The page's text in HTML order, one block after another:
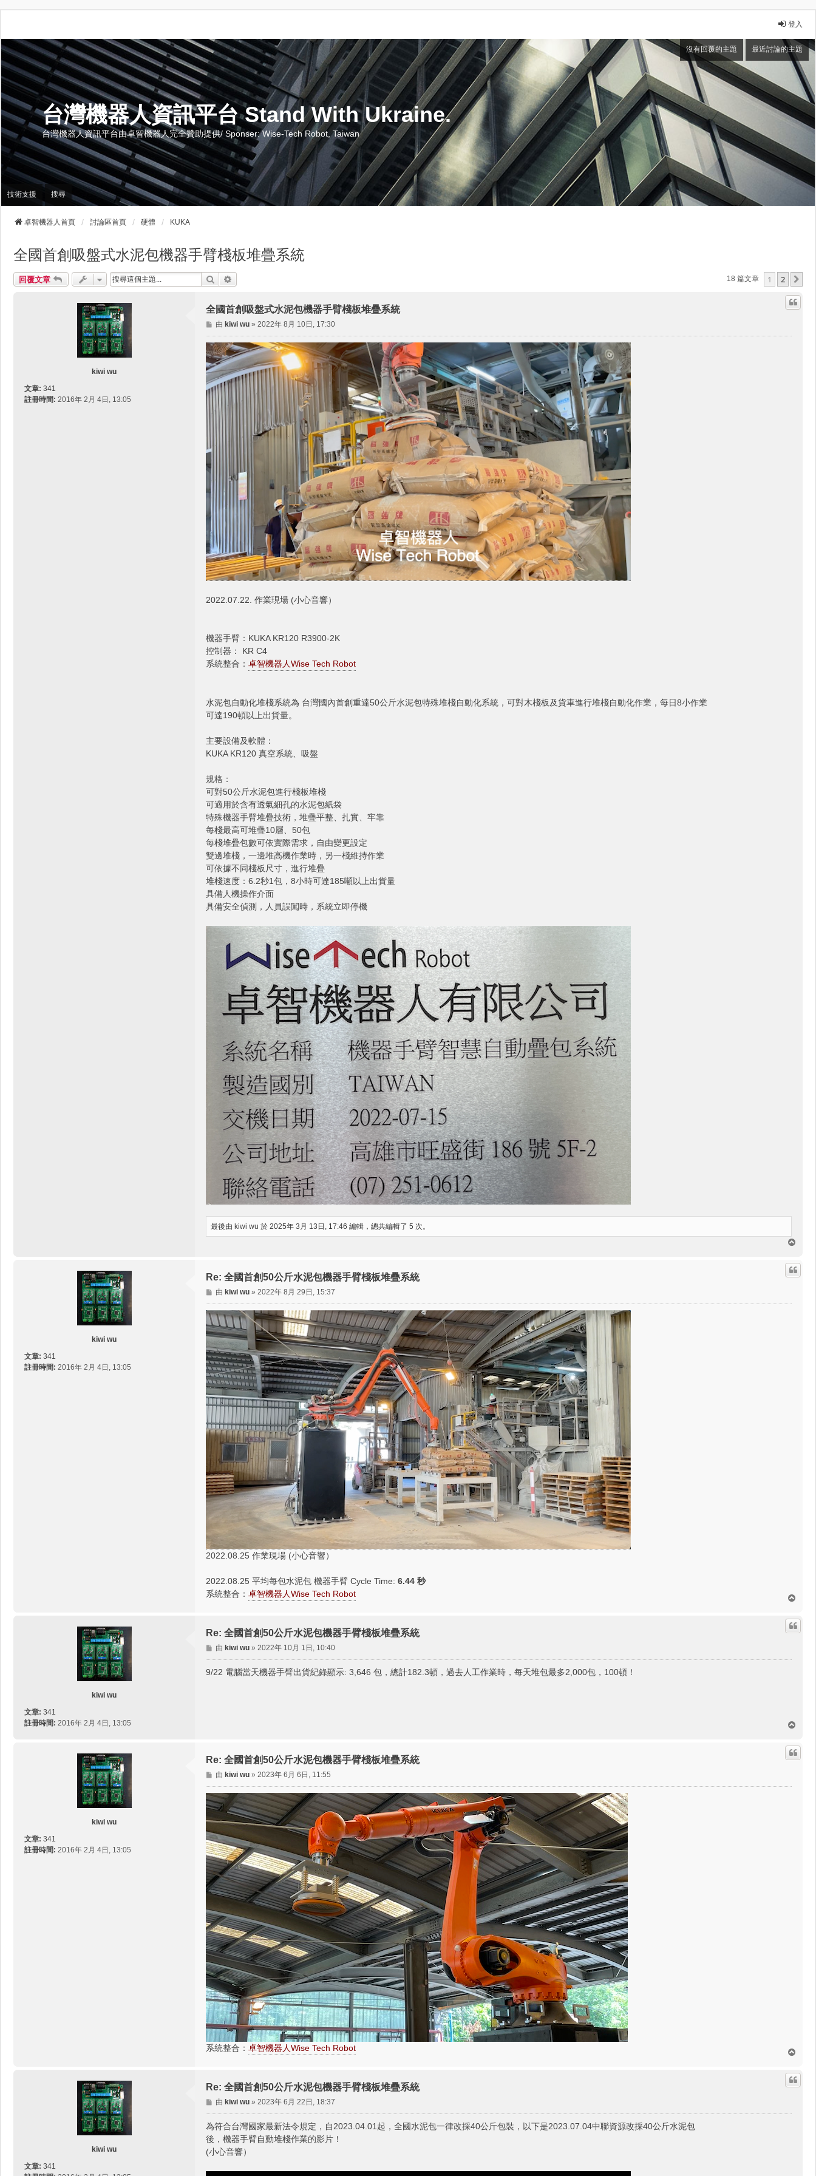
登入
沒有回覆的主題 最近討論的主題
台灣機器人資訊平台 Stand With Ukraine.
台灣機器人資訊平台由卓智機器人完全贊助提供/ Sponser: Wise-Tech Robot, Taiwan
技術支援 搜尋
卓智機器人首頁 討論區首頁 硬體 KUKA
全國首創吸盤式水泥包機器手臂棧板堆疊系統
回覆文章 搜尋 18 篇文章 1 2
kiwi wu
文章: 341
註冊時間: 2016年 2月 4日, 13:05
全國首創吸盤式水泥包機器手臂棧板堆疊系統
文
章
由 kiwi wu» 2022年 8月 10日, 17:30
2022.07.22. 作業現場 (小心音響）
機器手臂：KUKA KR120 R3900-2K
控制器： KR C4
系統整合： 卓智機器人Wise Tech Robot
水泥包自動化堆棧系統為 台灣國內首創重達50公斤水泥包特殊堆棧自動化系統，可對木棧板及貨車進行堆棧自動化作業，每日8小作業
可達190頓以上出貨量。
主要設備及軟體：
KUKA KR120 真空系統、吸盤
規格：
可對50公斤水泥包進行棧板堆棧
可適用於含有透氣細孔的水泥包紙袋
特殊機器手臂堆疊技術，堆疊平整、扎實、牢靠
每棧最高可堆疊10層、50包
每棧堆疊包數可依實際需求，自由變更設定
雙邊堆棧，一邊堆高機作業時，另一棧維持作業
可依據不同棧板尺寸，進行堆疊
堆棧速度：6.2秒1包，8小時可達185噸以上出貨量
具備人機操作介面
具備安全偵測，人員誤闖時，系統立即停機
最後由 kiwi wu 於 2025年 3月 13日, 17:46 編輯，總共編輯了 5 次。
端
kiwi wu
文章: 341
註冊時間: 2016年 2月 4日, 13:05
Re: 全國首創50公斤水泥包機器手臂棧板堆疊系統
文
章
由 kiwi wu» 2022年 8月 29日, 15:37
2022.08.25 作業現場 (小心音響）
2022.08.25 平均每包水泥包 機器手臂 Cycle Time: 6.44 秒
系統整合： 卓智機器人Wise Tech Robot
端
kiwi wu
文章: 341
註冊時間: 2016年 2月 4日, 13:05
Re: 全國首創50公斤水泥包機器手臂棧板堆疊系統
文
章
由 kiwi wu» 2022年 10月 1日, 10:40
9/22 電腦當天機器手臂出貨紀錄顯示: 3,646 包，總計182.3頓，過去人工作業時，每天堆包最多2,000包，100頓！
端
kiwi wu
文章: 341
註冊時間: 2016年 2月 4日, 13:05
Re: 全國首創50公斤水泥包機器手臂棧板堆疊系統
文
章
由 kiwi wu» 2023年 6月 6日, 11:55
系統整合： 卓智機器人Wise Tech Robot
端
kiwi wu
文章: 341
Re: 全國首創50公斤水泥包機器手臂棧板堆疊系統
文
章
由 kiwi wu» 2023年 6月 22日, 18:37
為符合台灣國家最新法令規定，自2023.04.01起，全國水泥包一律改採40公斤包裝，以下是2023.07.04中聯資源改採40公斤水泥包
後，機器手臂自動堆棧作業的影片！
(小心音響）